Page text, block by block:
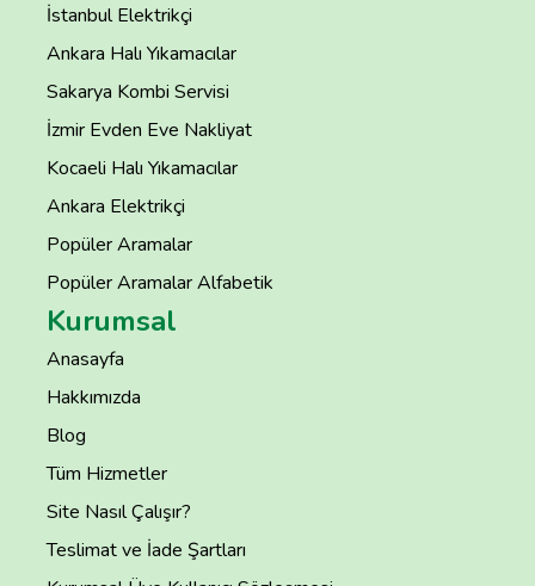
İstanbul Elektrikçi
Ankara Halı Yıkamacılar
Sakarya Kombi Servisi
İzmir Evden Eve Nakliyat
Kocaeli Halı Yıkamacılar
Ankara Elektrikçi
Popüler Aramalar
Popüler Aramalar Alfabetik
Kurumsal
Anasayfa
Hakkımızda
Blog
Tüm Hizmetler
Site Nasıl Çalışır?
Teslimat ve İade Şartları